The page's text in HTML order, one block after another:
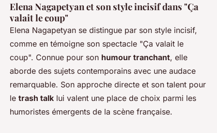
Elena Nagapetyan et son style incisif dans "Ça
valait le coup"
Elena Nagapetyan se distingue par son style incisif,
comme en témoigne son spectacle "Ça valait le
coup". Connue pour son humour tranchant, elle
aborde des sujets contemporains avec une audace
remarquable. Son approche directe et son talent pour
le trash talk lui valent une place de choix parmi les
humoristes émergents de la scène française.